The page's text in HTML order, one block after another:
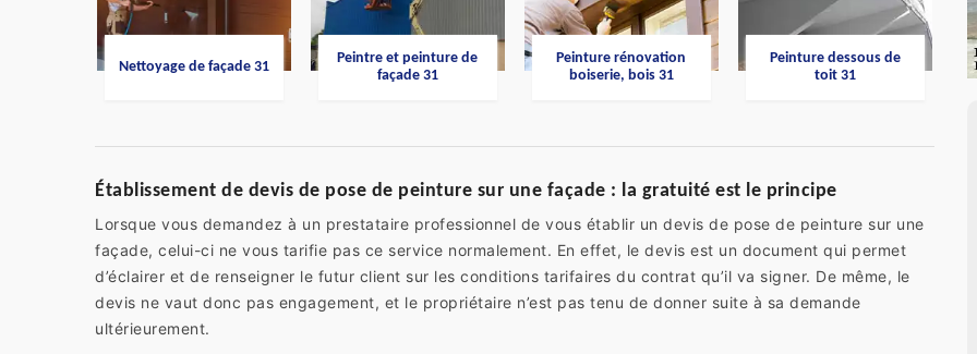
Nettoyage de façade 31
Peintre et peinture de
façade 31
Peinture rénovation
boiserie, bois 31
Peinture dessous de
toit 31
Établissement de devis de pose de peinture sur une façade : la gratuité est le principe
Lorsque vous demandez à un prestataire professionnel de vous établir un devis de pose de peinture sur une
façade, celui-ci ne vous tarifie pas ce service normalement. En effet, le devis est un document qui permet
d’éclairer et de renseigner le futur client sur les conditions tarifaires du contrat qu’il va signer. De même, le
devis ne vaut donc pas engagement, et le propriétaire n’est pas tenu de donner suite à sa demande
ultérieurement.